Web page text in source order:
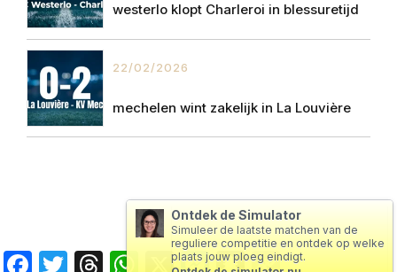
westerlo klopt Charleroi in blessuretijd
22/02/2026
mechelen wint zakelijk in La Louvière
Facebook
Twitter
Threads
WhatsApp
X Messenger
Snapchat
Copy
Ontdek de Simulator
Simuleer de laatste matchen van de
reguliere competitie en ontdek op welke
plaats jouw ploeg eindigt.